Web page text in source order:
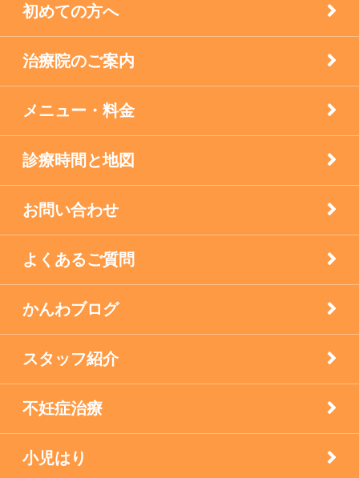
疾患
眼科の鍼灸
膝痛治療
西宮市のお店
逆子の鍼灸
食生活で養う免疫力
初めての方へ
治療院のご案内
メニュー・料金
診療時間と地図
お問い合わせ
よくあるご質問
かんわブログ
スタッフ紹介
不妊症治療
小児はり